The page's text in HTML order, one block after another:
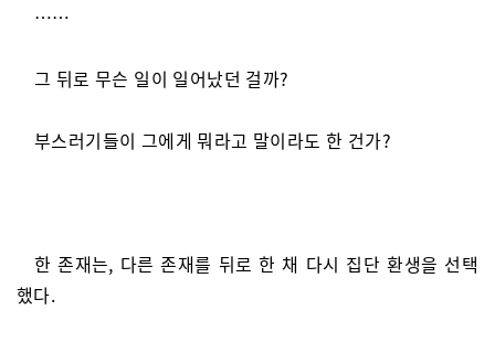
……
그 뒤로 무슨 일이 일어났던 걸까?
부스러기들이 그에게 뭐라고 말이라도 한 건가?
한 존재는, 다른 존재를 뒤로 한 채 다시 집단 환생을 선택
했다.